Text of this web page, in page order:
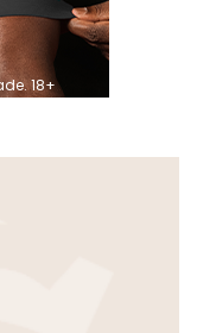
18+